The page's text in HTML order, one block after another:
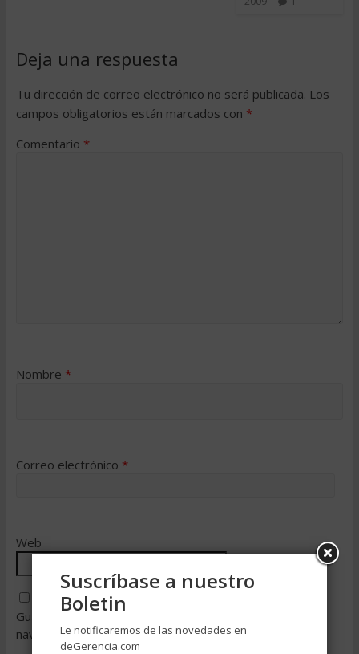
Deja una respuesta
Tu dirección de correo electrónico no será publicada. Los
campos obligatorios están marcados con *
Comentario *
Nombre *
Correo electrónico *
Web
Guarda mi nombre, correo electrónico y web en este
navegador para la próxima vez que comente.
Suscríbase a nuestro
Boletin
Le notificaremos de las novedades en
deGerencia.com